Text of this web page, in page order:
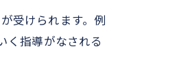
受けられます。例
く指導がなされる